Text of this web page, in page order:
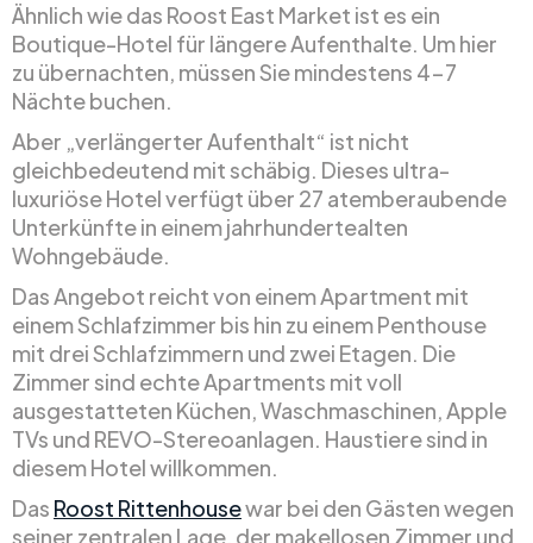
Ähnlich wie das Roost East Market ist es ein
Boutique-Hotel für längere Aufenthalte. Um hier
zu übernachten, müssen Sie mindestens 4-7
Nächte buchen.
Aber „verlängerter Aufenthalt“ ist nicht
gleichbedeutend mit schäbig. Dieses ultra-
luxuriöse Hotel verfügt über 27 atemberaubende
Unterkünfte in einem jahrhundertealten
Wohngebäude.
Das Angebot reicht von einem Apartment mit
einem Schlafzimmer bis hin zu einem Penthouse
mit drei Schlafzimmern und zwei Etagen. Die
Zimmer sind echte Apartments mit voll
ausgestatteten Küchen, Waschmaschinen, Apple
TVs und REVO-Stereoanlagen. Haustiere sind in
diesem Hotel willkommen.
Das Roost Rittenhousewar bei den Gästen wegen
seiner zentralen Lage, der makellosen Zimmer und